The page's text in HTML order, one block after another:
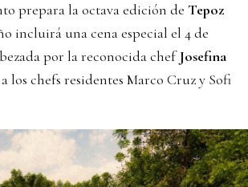
prepara la octava edición de Tepoz
incluirá una cena especial el 4 de
por la reconocida chefJosefina
los chefs residentes Marco Cruz y Sofi